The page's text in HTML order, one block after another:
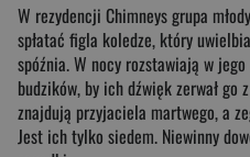
W rezydencji Chimneys grupa
spłatać figla koledze, który
spóźnia. W nocy rozstawiają w
budzików, by ich dźwięk zerwał go
znajdują przyjaciela martwego, a
Jest ich tylko siedem. Niewinny